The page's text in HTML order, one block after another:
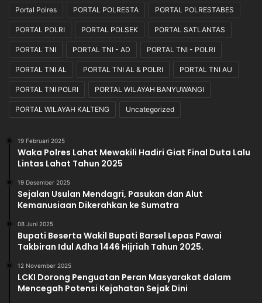
Portal Polres PORTAL POLRESTA PORTAL POLRESTABES
PORTAL POLRI PORTAL POLSEK PORTAL SATLANTAS
PORTAL TNI PORTAL TNI - AD PORTAL TNI - POLRI
PORTAL TNI AL PORTAL TNI AL & POLRI PORTAL TNI AU
PORTAL TNI POLRI PORTAL WILAYAH BANYUWANGI
PORTAL WILAYAH KALTENG Uncategorized
19 Februari 2025
Waka Polres Lahat Mewakili Hadiri Giat Final Duta Lalu
Lintas Lahat Tahun 2025
19 Desember 2025
Sejalan Usulan Mendagri, Pasukan dan Alut
Kemanusiaan Dikerahkan ke Sumatra
08 Juni 2025
Bupati Beserta Wakil Bupati Barsel Lepas Pawai
Takbiran Idul Adha 1446 Hijriah Tahun 2025.
12 November 2025
LCKI Dorong Penguatan Peran Masyarakat dalam
Mencegah Potensi Kejahatan Sejak Dini